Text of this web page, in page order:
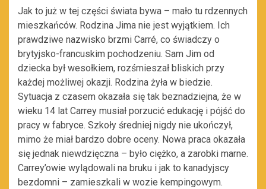
Jak to już w tej części świata bywa – mało tu rdzennych
mieszkańców. Rodzina Jima nie jest wyjątkiem. Ich
prawdziwe nazwisko brzmi Carré, co świadczy o
brytyjsko-francuskim pochodzeniu. Sam Jim od
dziecka był wesołkiem, rozśmieszał bliskich przy
każdej możliwej okazji. Rodzina żyła w biedzie.
Sytuacja z czasem okazała się tak beznadziejna, że w
wieku 14 lat Carrey musiał porzucić edukację i pójść do
pracy w fabryce. Szkoły średniej nigdy nie ukończył,
mimo że miał bardzo dobre oceny. Nowa praca okazała
się jednak niewdzięczna – było ciężko, a zarobki marne.
Carrey’owie wylądowali na bruku i jak to kanadyjscy
bezdomni – zamieszkali w wozie kempingowym.